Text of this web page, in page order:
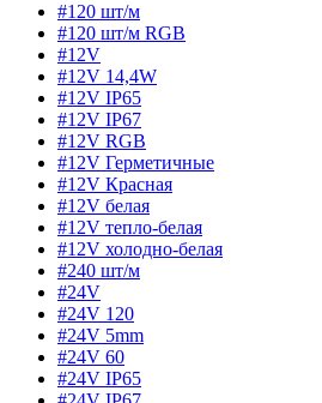
#120 шт/м
#120 шт/м RGB
#12V
#12V 14,4W
#12V IP65
#12V IP67
#12V RGB
#12V Герметичные
#12V Красная
#12V белая
#12V тепло-белая
#12V холодно-белая
#240 шт/м
#24V
#24V 120
#24V 5mm
#24V 60
#24V IP65